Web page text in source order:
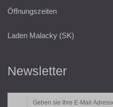
Öffnungszeiten
Laden Malacky (SK)
Newsletter